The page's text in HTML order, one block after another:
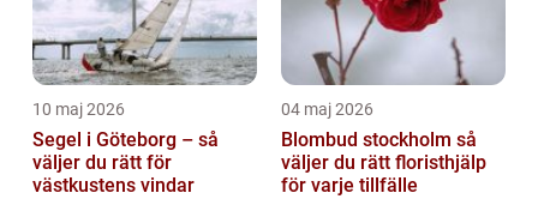
10 maj 2026
Segel i Göteborg – så
väljer du rätt för
västkustens vindar
04 maj 2026
Blombud stockholm så
väljer du rätt floristhjälp
för varje tillfälle